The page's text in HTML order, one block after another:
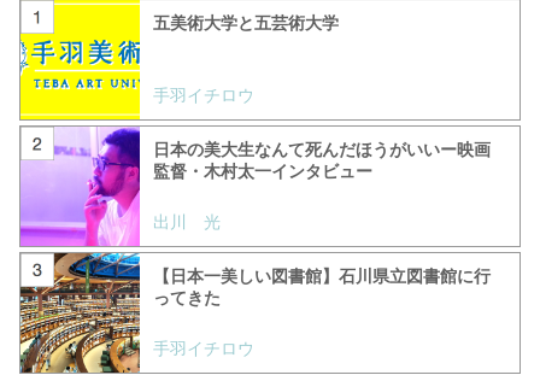
五美術大学と五芸術大学
手羽イチロウ
日本の美大生なんて死んだほうがいいー映画
監督・木村太一インタビュー
出川 光
【日本一美しい図書館】石川県立図書館に行
ってきた
手羽イチロウ